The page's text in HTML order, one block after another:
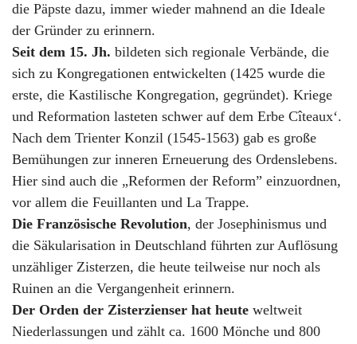
die Päpste dazu, immer wieder mahnend an die Ideale
der Gründer zu erinnern.
Seit dem 15. Jh. bildeten sich regionale Verbände, die
sich zu Kongregationen entwickelten (1425 wurde die
erste, die Kastilische Kongregation, gegründet). Kriege
und Reformation lasteten schwer auf dem Erbe Cîteaux‘.
Nach dem Trienter Konzil (1545-1563) gab es große
Bemühungen zur inneren Erneuerung des Ordenslebens.
Hier sind auch die „Reformen der Reform” einzuordnen,
vor allem die Feuillanten und La Trappe.
Die Französische Revolution, der Josephinismus und
die Säkularisation in Deutschland führten zur Auflösung
unzähliger Zisterzen, die heute teilweise nur noch als
Ruinen an die Vergangenheit erinnern.
Der Orden der Zisterzienser hat heute weltweit
Niederlassungen und zählt ca. 1600 Mönche und 800